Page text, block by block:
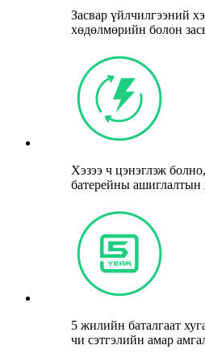
Засвар үйлчилгээний
хөдөлмөрийн болон
Хэзээ ч цэнэглэж
батерейны ашиглалтын
5 жилийн баталгаат
чи сэтгэлийн амар